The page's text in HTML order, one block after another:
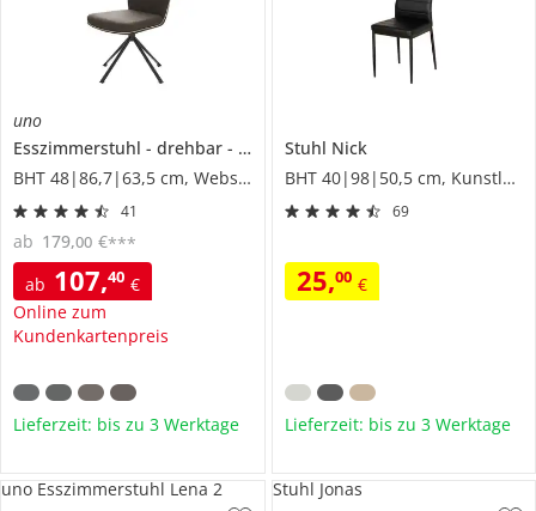
uno
Esszimmerstuhl
drehbar
Gilbert
BHT 48|86,7|63,5 cm, Webstoff
41
ab 107,40 €
Online zum
Kundenkartenpreis
ab 179,00 €***
Lieferzeit: bis zu 3 Werktage
Stuhl Nick
BHT 40|98|50,5 cm, Kunstleder
69
25,00 €
Lieferzeit: bis zu 3 Werktage
uno Esszimmerstuhl Lena 2 Stuhl Jonas